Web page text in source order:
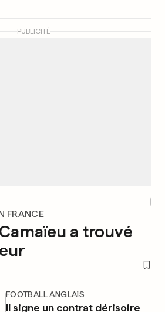
PUBLICITÉ
FRANCE
a trouvé
FOOTBALL ANGLAIS
Il signe un contrat dérisoire